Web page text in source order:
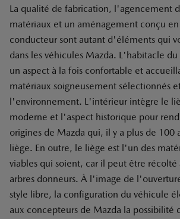
La qualité de fabrication, l'agencement
matériaux et un aménagement conçu
conducteur sont autant d'éléments qui
dans les véhicules Mazda. L'habitacle
un aspect à la fois confortable et
matériaux soigneusement sélectionnés
l'environnement. L'intérieur intègre le
moderne et l'aspect historique pour
origines de Mazda qui, il y a plus de 100
liège. En outre, le liège est l'un des
viables qui soient, car il peut être récolté
arbres donneurs. À l'image de
style libre, la configuration du véhicule
aux concepteurs de Mazda la possibilité